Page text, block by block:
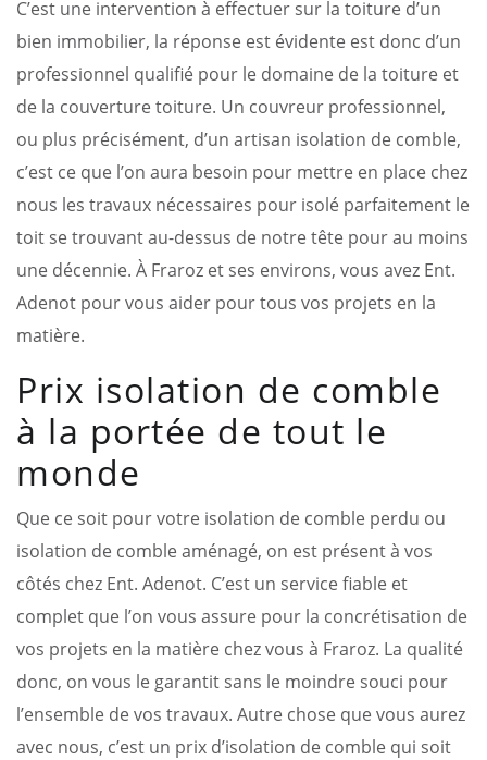
C’est une intervention à effectuer sur la toiture d’un
bien immobilier, la réponse est évidente est donc d’un
professionnel qualifié pour le domaine de la toiture et
de la couverture toiture. Un couvreur professionnel,
ou plus précisément, d’un artisan isolation de comble,
c’est ce que l’on aura besoin pour mettre en place chez
nous les travaux nécessaires pour isolé parfaitement le
toit se trouvant au-dessus de notre tête pour au moins
une décennie. À Fraroz et ses environs, vous avez Ent.
Adenot pour vous aider pour tous vos projets en la
matière.
Prix isolation de comble
à la portée de tout le
monde
Que ce soit pour votre isolation de comble perdu ou
isolation de comble aménagé, on est présent à vos
côtés chez Ent. Adenot. C’est un service fiable et
complet que l’on vous assure pour la concrétisation de
vos projets en la matière chez vous à Fraroz. La qualité
donc, on vous le garantit sans le moindre souci pour
l’ensemble de vos travaux. Autre chose que vous aurez
avec nous, c’est un prix d’isolation de comble qui soit